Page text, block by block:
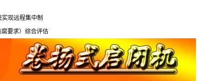
实现远程集中制
要求）综合评估